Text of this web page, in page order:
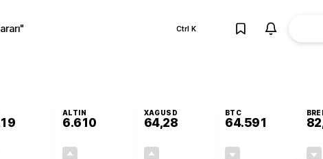
" Ctrl K
ALTIN
6.610
XAGUSD
64,28
BTC
64.591